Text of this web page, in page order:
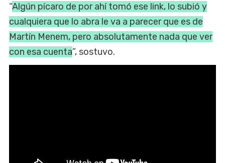
“Algún pícaro de por ahí tomó ese link, lo subió y
cualquiera que lo abra le va a parecer que es de
Martín Menem, pero absolutamente nada que ver
con esa cuenta”, sostuvo.